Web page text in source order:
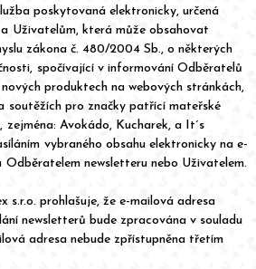
poskytovaná elektronicky, určená
Uživatelům, která může obsahovat
zákona č. 480/2004 Sb., o některých
spočívající v informování Odběratelů
produktech na webových stránkách,
soutěžích pro značky patřící mateřské
Avokádo, Kucharek, a It´s
vybraného obsahu elektronicky na e-
Odběratelem newsletteru nebo Uživatelem.
s.r.o. prohlašuje, že e-mailová adresa
newsletterů bude zpracována v souladu
adresa nebude zpřístupněna třetím